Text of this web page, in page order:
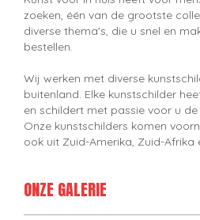
zoeken, één van de grootste
diverse thema's, die u snel en
bestellen.
Wij werken met diverse
buitenland. Elke kunstschilder
en schildert met passie voor u
Onze kunstschilders komen
ook uit Zuid-Amerika, Zuid-Afrika
ONZE GALERIE